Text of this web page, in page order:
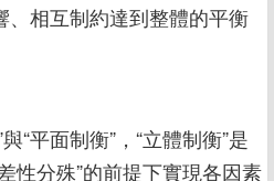
相互制約達到整體的平衡
“平面制衡”，“立體制衡”是
性分殊”的前提下實現各因素